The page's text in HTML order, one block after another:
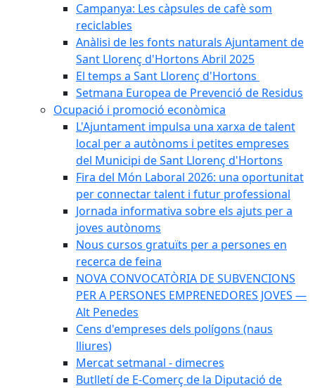
Campanya: Les càpsules de cafè som
reciclables
Anàlisi de les fonts naturals Ajuntament de
Sant Llorenç d'Hortons Abril 2025
El temps a Sant Llorenç d'Hortons
Setmana Europea de Prevenció de Residus
Ocupació i promoció econòmica
L'Ajuntament impulsa una xarxa de talent
local per a autònoms i petites empreses
del Municipi de Sant Llorenç d'Hortons
Fira del Món Laboral 2026: una oportunitat
per connectar talent i futur professional
Jornada informativa sobre els ajuts per a
joves autònoms
Nous cursos gratuïts per a persones en
recerca de feina
NOVA CONVOCATÒRIA DE SUBVENCIONS
PER A PERSONES EMPRENEDORES JOVES —
Alt Penedes
Cens d'empreses dels polígons (naus
lliures)
Mercat setmanal - dimecres
Butlletí de E-Comerç de la Diputació de